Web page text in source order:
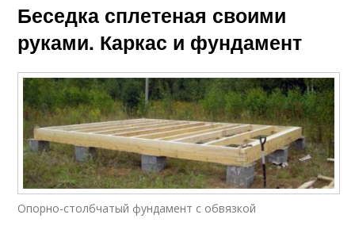
Беседка сплетеная своими
руками. Каркас и фундамент
Опорно-столбчатый фундамент с обвязкой